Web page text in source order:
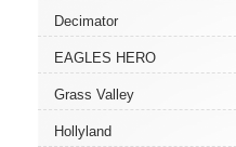
Decimator
EAGLES HERO
Grass Valley
Hollyland